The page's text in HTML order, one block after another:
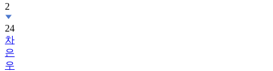
2
24
차
은
우